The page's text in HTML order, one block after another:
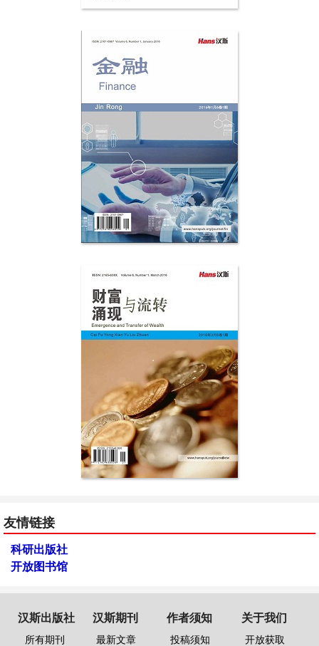
友情链接
科研出版社
开放图书馆
汉斯出版社
所有期刊
汉斯期刊
最新文章
作者须知
投稿须知
关于我们
开放获取